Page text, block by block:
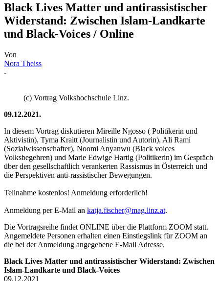
Black Lives Matter und antirassistischer
Widerstand: Zwischen Islam-Landkarte
und Black-Voices / Online
Von
Nora Theiss
-
(c) Vortrag Volkshochschule Linz.
09.12.2021.
In diesem Vortrag diskutieren Mireille Ngosso ( Politikerin und
Aktivistin), Tyma Kraitt (Journalistin und Autorin), Ali Rami
(Sozialwissenschafter), Noomi Anyanwu (Black voices
Volksbegehren) und Marie Edwige Hartig (Politikerin) im Gespräch
über den gesellschaftlich verankerten Rassismus in Österreich und
die Perspektiven anti-rassistischer Bewegungen.
Teilnahme kostenlos! Anmeldung erforderlich!
Anmeldung per E-Mail an katja.fischer@mag.linz.at.
Die Vortragsreihe findet ONLINE über die Plattform ZOOM statt.
Angemeldete Personen erhalten einen Einstiegslink für ZOOM an
die bei der Anmeldung angegebene E-Mail Adresse.
Black Lives Matter und antirassistischer Widerstand: Zwischen
Islam-Landkarte und Black-Voices
09.12.2021